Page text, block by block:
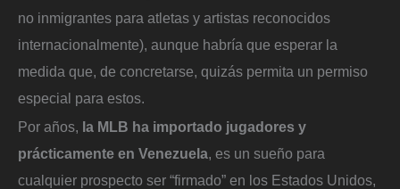
no inmigrantes para atletas y artistas reconocidos
internacionalmente), aunque habría que esperar la
medida que, de concretarse, quizás permita un permiso
especial para estos.
Por años, la MLB ha importado jugadores y
prácticamente en Venezuela , es un sueño para
cualquier prospecto ser “firmado” en los Estados Unidos,